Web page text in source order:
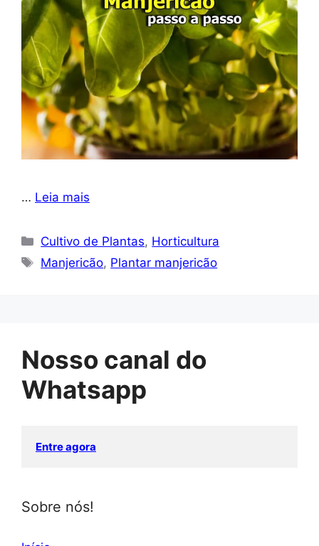
… Leia mais
Categorias
Cultivo de Plantas, Horticultura
Tags
Manjericão, Plantar manjericão
Nosso canal do
Whatsapp
Entre agora
Sobre nós!